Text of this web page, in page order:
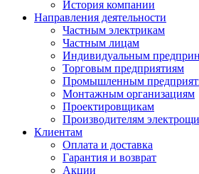
История компании
Направления деятельности
Частным электрикам
Частным лицам
Индивидуальным
Торговым предприятиям
Промышленным
Монтажным организациям
Проектировщикам
Производителям
Клиентам
Оплата и доставка
Гарантия и возврат
Акции